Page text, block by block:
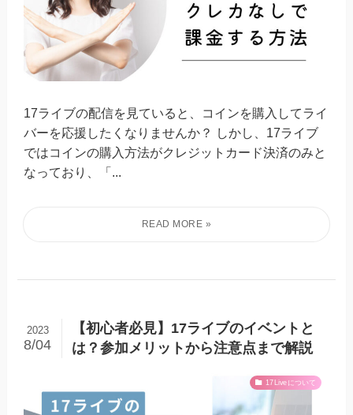
17ライブの配信を見ていると、コインを購入してライ
バーを応援したくなりませんか？ しかし、17ライブ
ではコインの購入方法がクレジットカード決済のみと
なっており、「...
【初心者必見】17ライブのイベントと
は？参加メリットから注意点まで解説
2023
8/04
17Liveについて